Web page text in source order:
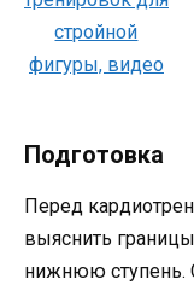
Подготовка
Перед
выяснить
нижнюю ступень.